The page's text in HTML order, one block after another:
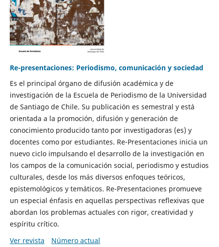
Re-presentaciones: Periodismo, comunicación y sociedad
Es el principal órgano de difusión académica y de
investigación de la Escuela de Periodismo de la Universidad
de Santiago de Chile. Su publicación es semestral y está
orientada a la promoción, difusión y generación de
conocimiento producido tanto por investigadoras (es) y
docentes como por estudiantes. Re-Presentaciones inicia un
nuevo ciclo impulsando el desarrollo de la investigación en
los campos de la comunicación social, periodismo y estudios
culturales, desde los más diversos enfoques teóricos,
epistemológicos y temáticos. Re-Presentaciones promueve
un especial énfasis en aquellas perspectivas reflexivas que
abordan los problemas actuales con rigor, creatividad y
espíritu crítico.
Ver revista
Número actual